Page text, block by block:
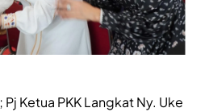
Ketua PKK Langkat Ny. Uke